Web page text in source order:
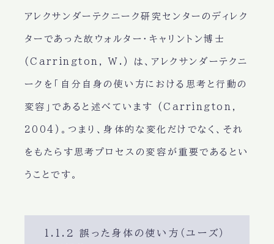
アレクサンダーテクニーク研究センターのディレク
ターであった故ウォルター・キャリントン博士
(Carrington, W.) は、アレクサンダーテクニ
ークを「自分自身の使い方における思考と行動の
変容」であると述べています (Carrington,
2004)。つまり、身体的な変化だけでなく、それ
をもたらす思考プロセスの変容が重要であるとい
うことです。
1.1.2 誤った身体の使い方（ユーズ）